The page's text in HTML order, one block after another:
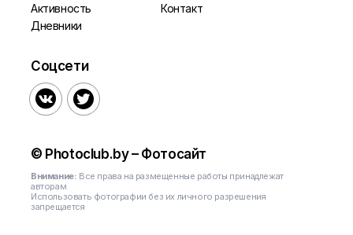
Активность
Дневники
Контакт
Соцсети
 
© Photoclub.by – Фотосайт
Внимание: Все права на размещенные работы принадлежат
авторам
Использовать фотографии без их личного разрешения
запрещается